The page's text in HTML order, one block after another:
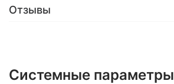
Отзывы
Системные параметры